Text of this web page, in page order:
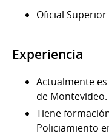
Oficial
Experiencia
Actualmente
de Montevideo.
Tiene
Policiamiento